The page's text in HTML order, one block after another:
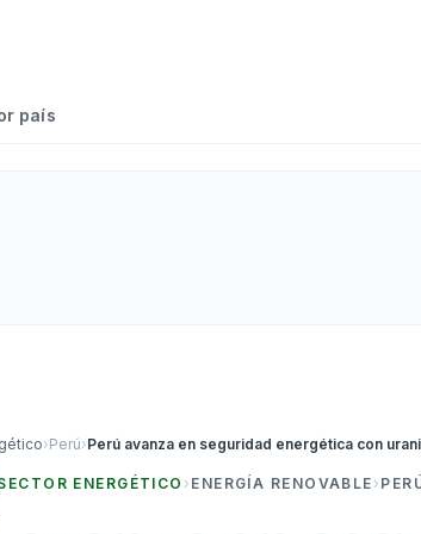
país
›Perú›
ENERGÉTICO › ENERGÍA RENOVABLE ›